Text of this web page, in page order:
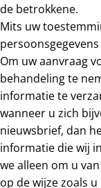
de betrokkene.
Mits uw
Om uw aanvraag
behandeling te
informatie te
wanneer u zich
nieuwsbrief, dan
informatie die wij
we alleen om u
op de wijze zoals